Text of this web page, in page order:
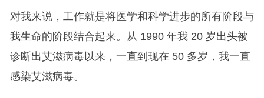
对我来说，工作就是将医学和科学进步的所有阶段与
我生命的阶段结合起来。从 1990 年我 20 岁出头被
诊断出艾滋病毒以来，一直到现在 50 多岁，我一直
感染艾滋病毒。